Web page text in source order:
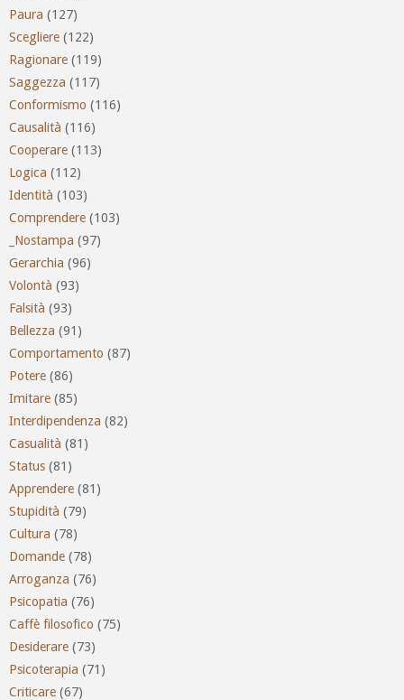
Paura (127)
Scegliere (122)
Ragionare (119)
Saggezza (117)
Conformismo (116)
Causalità (116)
Cooperare (113)
Logica (112)
Identità (103)
Comprendere (103)
_Nostampa (97)
Gerarchia (96)
Volontà (93)
Falsità (93)
Bellezza (91)
Comportamento (87)
Potere (86)
Imitare (85)
Interdipendenza (82)
Casualità (81)
Status (81)
Apprendere (81)
Stupidità (79)
Cultura (78)
Domande (78)
Arroganza (76)
Psicopatia (76)
Caffè filosofico (75)
Desiderare (73)
Psicoterapia (71)
Criticare (67)